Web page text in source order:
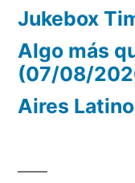
Jukebox
Algo más
(07/08/
Aires